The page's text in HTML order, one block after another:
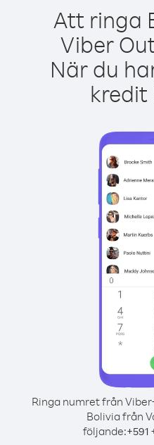
Att ringa
Viber
När du
kredit
Ringa numret från
Bolivia från
följande:+591